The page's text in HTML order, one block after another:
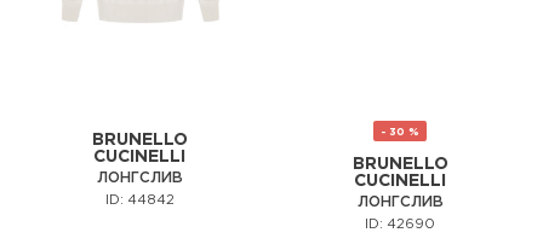
BRUNELLO
CUCINELLI
ЛОНГСЛИВ
ID: 44842
- 30 %
BRUNELLO
CUCINELLI
ЛОНГСЛИВ
ID: 42690